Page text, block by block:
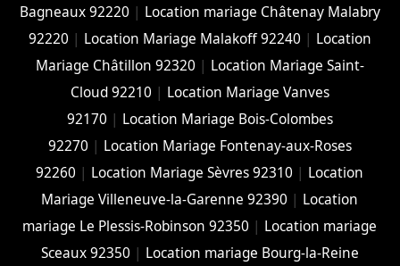
Bagneaux 92220 | Location mariage Châtenay Malabry
92220 | Location Mariage Malakoff 92240 | Location
Mariage Châtillon 92320 | Location Mariage Saint-
Cloud 92210 | Location Mariage Vanves
92170 | Location Mariage Bois-Colombes
92270 | Location Mariage Fontenay-aux-Roses
92260 | Location Mariage Sèvres 92310 | Location
Mariage Villeneuve-la-Garenne 92390 | Location
mariage Le Plessis-Robinson 92350 | Location mariage
Sceaux 92350 | Location mariage Bourg-la-Reine